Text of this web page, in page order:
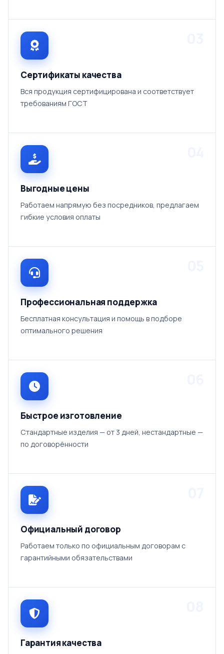
Сертификаты качества
Вся продукция сертифицирована и соответствует
требованиям ГОСТ
Выгодные цены
Работаем напрямую без посредников, предлагаем
гибкие условия оплаты
Профессиональная поддержка
Бесплатная консультация и помощь в подборе
оптимального решения
Быстрое изготовление
Стандартные изделия — от 3 дней, нестандартные —
по договорённости
Официальный договор
Работаем только по официальным договорам с
гарантийными обязательствами
Гарантия качества